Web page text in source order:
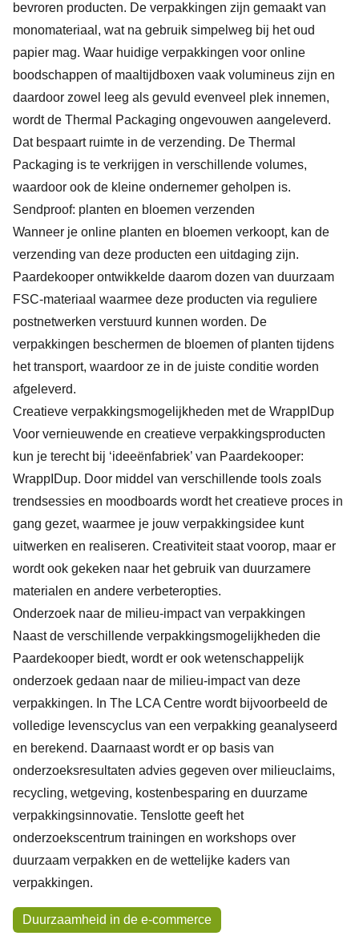
bevroren producten. De verpakkingen zijn gemaakt van
monomateriaal, wat na gebruik simpelweg bij het oud
papier mag. Waar huidige verpakkingen voor online
boodschappen of maaltijdboxen vaak volumineus zijn en
daardoor zowel leeg als gevuld evenveel plek innemen,
wordt de Thermal Packaging ongevouwen aangeleverd.
Dat bespaart ruimte in de verzending. De Thermal
Packaging is te verkrijgen in verschillende volumes,
waardoor ook de kleine ondernemer geholpen is.
Sendproof: planten en bloemen verzenden
Wanneer je online planten en bloemen verkoopt, kan de
verzending van deze producten een uitdaging zijn.
Paardekooper ontwikkelde daarom dozen van duurzaam
FSC-materiaal waarmee deze producten via reguliere
postnetwerken verstuurd kunnen worden. De
verpakkingen beschermen de bloemen of planten tijdens
het transport, waardoor ze in de juiste conditie worden
afgeleverd.
Creatieve verpakkingsmogelijkheden met de WrappIDup
Voor vernieuwende en creatieve verpakkingsproducten
kun je terecht bij ‘ideeënfabriek’ van Paardekooper:
WrappIDup. Door middel van verschillende tools zoals
trendsessies en moodboards wordt het creatieve proces in
gang gezet, waarmee je jouw verpakkingsidee kunt
uitwerken en realiseren. Creativiteit staat voorop, maar er
wordt ook gekeken naar het gebruik van duurzamere
materialen en andere verbeteropties.
Onderzoek naar de milieu-impact van verpakkingen
Naast de verschillende verpakkingsmogelijkheden die
Paardekooper biedt, wordt er ook wetenschappelijk
onderzoek gedaan naar de milieu-impact van deze
verpakkingen. In The LCA Centre wordt bijvoorbeeld de
volledige levenscyclus van een verpakking geanalyseerd
en berekend. Daarnaast wordt er op basis van
onderzoeksresultaten advies gegeven over milieuclaims,
recycling, wetgeving, kostenbesparing en duurzame
verpakkingsinnovatie. Tenslotte geeft het
onderzoekscentrum trainingen en workshops over
duurzaam verpakken en de wettelijke kaders van
verpakkingen.
Onderwerpen
Duurzaamheid in de e-commerce